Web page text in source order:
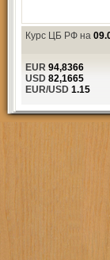
Курс ЦБ РФ на
EUR 94,8366
USD 82,1665
EUR/USD 1.15